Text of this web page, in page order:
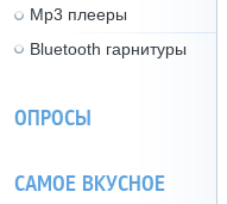
Mp3 плееры
Bluetooth гарнитуры
ОПРОСЫ
САМОЕ ВКУСНОЕ